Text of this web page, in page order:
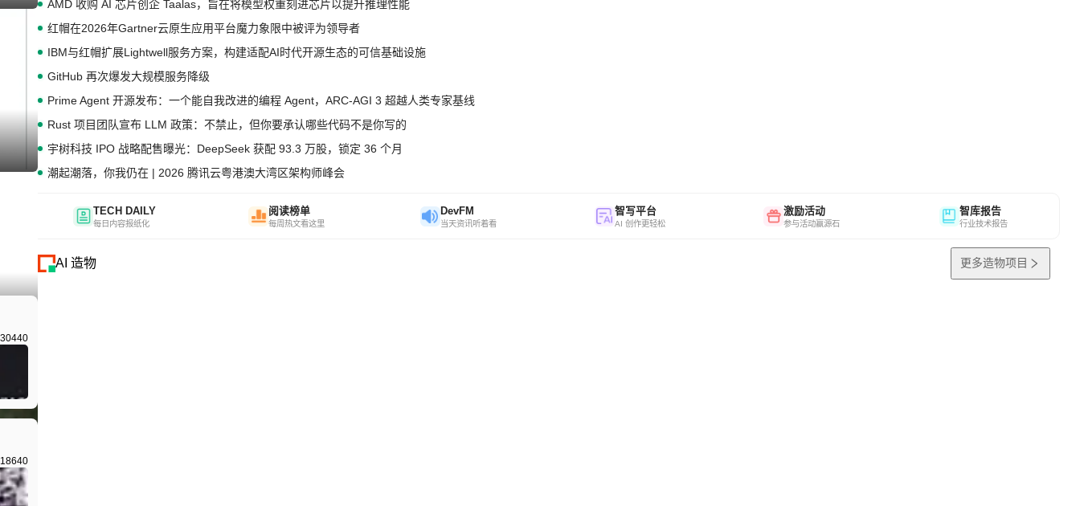
成
AMD 收购 AI 芯片创企 Taalas，旨在将模型权重刻进芯片以提升推理性能
红帽在2026年Gartner云原生应用平台魔力象限中被评为领导者
IBM与红帽扩展Lightwell服务方案，构建适配AI时代开源生态的可信基础设施
GitHub 再次爆发大规模服务降级
Prime Agent 开源发布：一个能自我改进的编程 Agent，ARC-AGI 3 超越人类专家基线
Rust 项目团队宣布 LLM 政策：不禁止，但你要承认哪些代码不是你写的
宇树科技 IPO 战略配售曝光：DeepSeek 获配 93.3 万股，锁定 36 个月
潮起潮落，你我仍在 | 2026 腾讯云粤港澳大湾区架构师峰会
TECH DAILY
每日内容报纸化
阅读榜单
每周热文看这里
DevFM
当天资讯听着看
智写平台
AI 创作更轻松
激励活动
参与活动赢源石
智库报告
行业技术报告
AI 造物 更多造物项目
30440
18640